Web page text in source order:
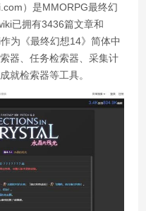
）是MMORPG最终幻
已拥有3436篇文章和
为《最终幻想14》简体中
器、任务检索器、采集计
就检索器等工具。